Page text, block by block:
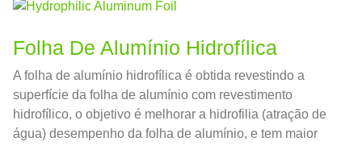
Folha De Alumínio Hidrofílica
A folha de alumínio hidrofílica é obtida revestindo a
superfície da folha de alumínio com revestimento
hidrofílico, o objetivo é melhorar a hidrofilia (atração de
água) desempenho da folha de alumínio, e tem maior